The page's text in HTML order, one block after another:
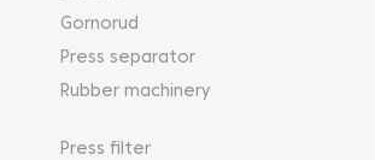
Gornorud
Press separator
Rubber machinery
Press filter